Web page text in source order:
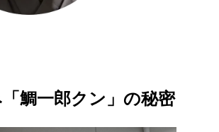
鯛一郎クン」の秘密